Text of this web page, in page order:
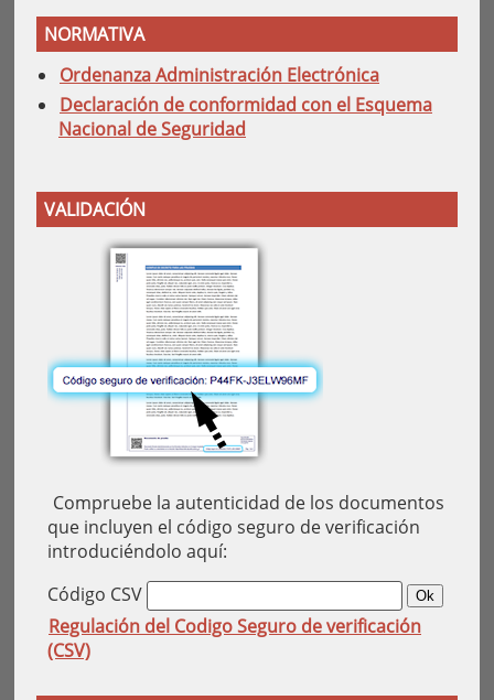
NORMATIVA
Ordenanza Administración Electrónica
Declaración de conformidad con el Esquema
Nacional de Seguridad
VALIDACIÓN
Compruebe la autenticidad de los documentos
que incluyen el código seguro de verificación
introduciéndolo aquí:
Código CSV
Regulación del Codigo Seguro de verificación
(CSV)